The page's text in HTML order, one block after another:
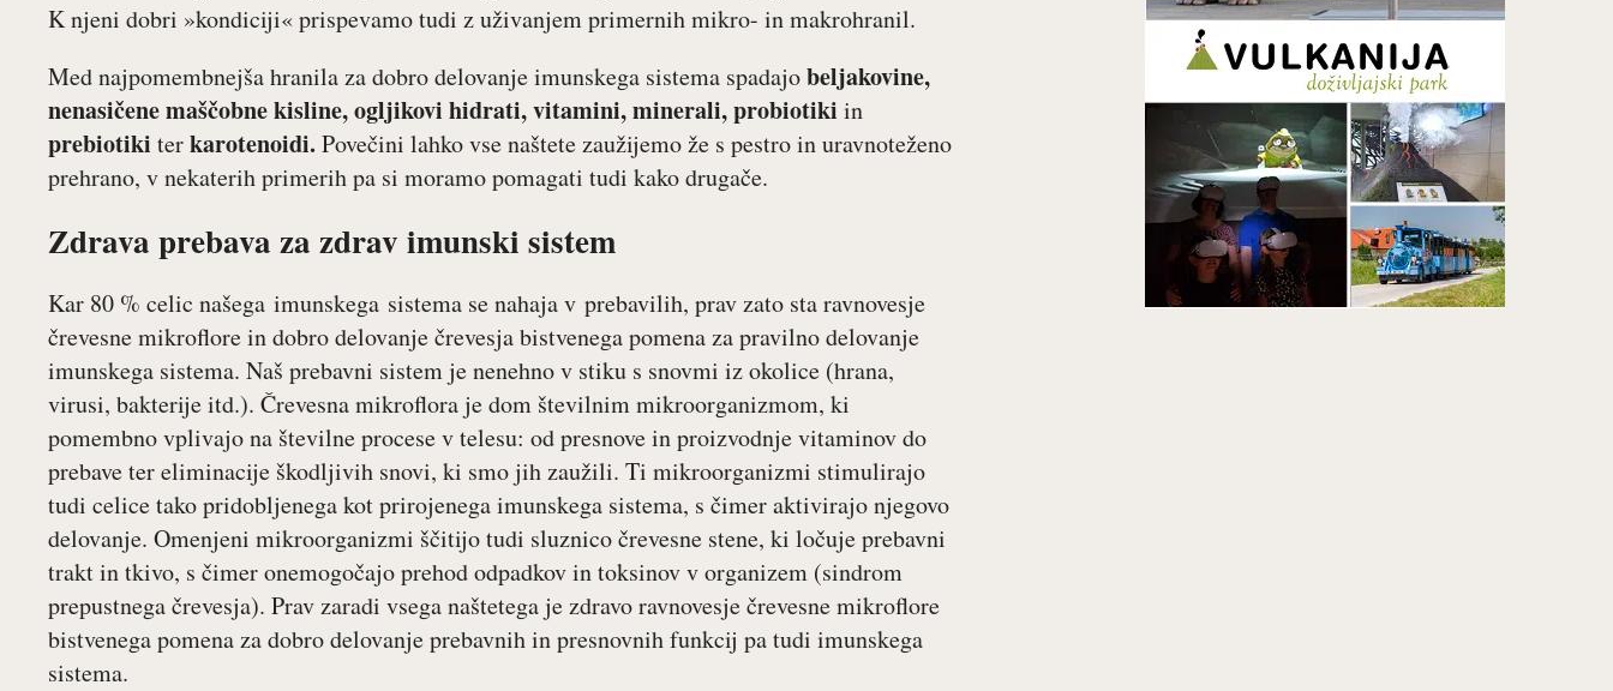
K njeni dobri »kondiciji« prispevamo tudi z uživanjem primernih mikro- in makrohranil.
Med najpomembnejša hranila za dobro delovanje imunskega sistema spadajobeljakovine,
nenasičene maščobne kisline, ogljikovi hidrati, vitamini, minerali, probiotiki in
prebiotiki terkarotenoidi. Povečini lahko vse naštete zaužijemo že s pestro in uravnoteženo
prehrano, v nekaterih primerih pa si moramo pomagati tudi kako drugače.
Zdrava prebava za zdrav imunski sistem
Kar 80 % celic našega imunskega sistema se nahaja v prebavilih, prav zato sta ravnovesje
črevesne mikroflore in dobro delovanje črevesja bistvenega pomena za pravilno delovanje
imunskega sistema. Naš prebavni sistem je nenehno v stiku s snovmi iz okolice (hrana,
virusi, bakterije itd.). Črevesna mikroflora je dom številnim mikroorganizmom, ki
pomembno vplivajo na številne procese v telesu: od presnove in proizvodnje vitaminov do
prebave ter eliminacije škodljivih snovi, ki smo jih zaužili. Ti mikroorganizmi stimulirajo
tudi celice tako pridobljenega kot prirojenega imunskega sistema, s čimer aktivirajo njegovo
delovanje. Omenjeni mikroorganizmi ščitijo tudi sluznico črevesne stene, ki ločuje prebavni
trakt in tkivo, s čimer onemogočajo prehod odpadkov in toksinov v organizem (sindrom
prepustnega črevesja). Prav zaradi vsega naštetega je zdravo ravnovesje črevesne mikroflore
bistvenega pomena za dobro delovanje prebavnih in presnovnih funkcij pa tudi imunskega
sistema.